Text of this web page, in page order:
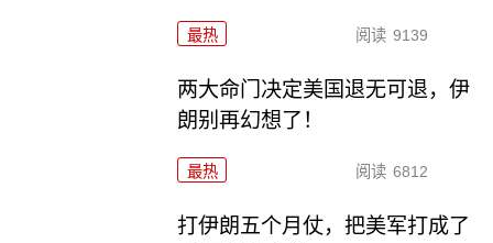
最热 阅读 9139
两大命门决定美国退无可退，伊
朗别再幻想了！
最热 阅读 6812
打伊朗五个月仗，把美军打成了